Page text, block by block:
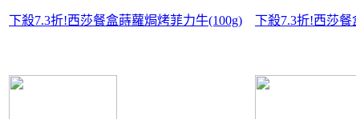
下殺7.3折!西莎餐盒蒔蘿焗烤菲力牛(100g) 下殺7.3折!西莎餐